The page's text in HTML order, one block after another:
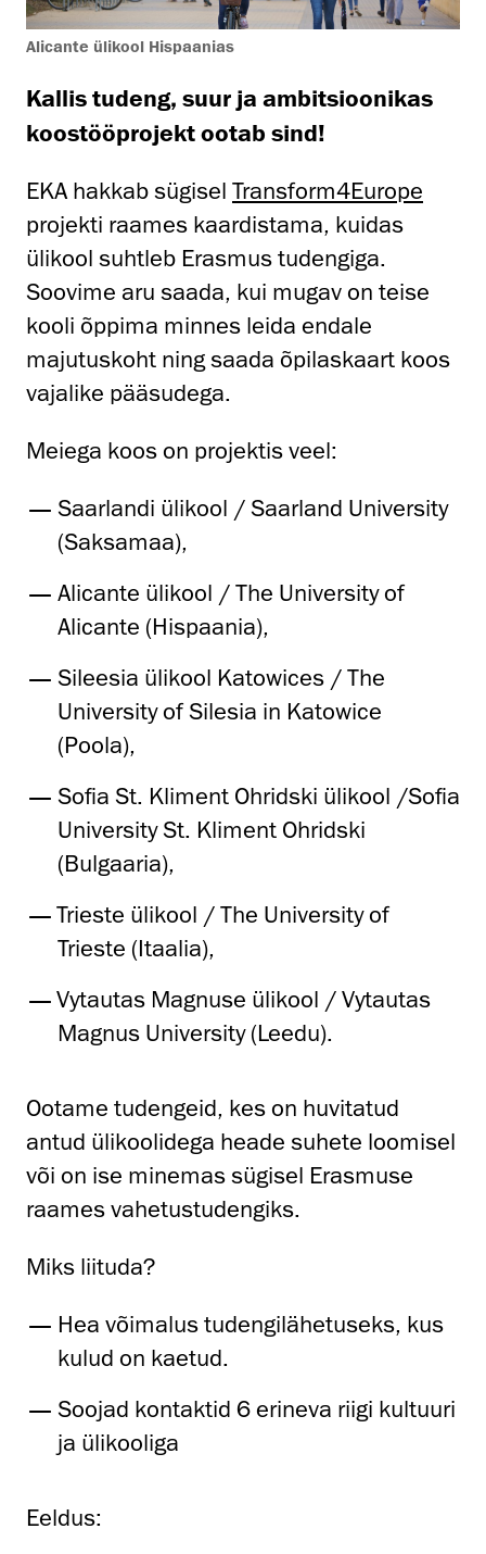
Alicante ülikool Hispaanias
Kallis tudeng, suur ja ambitsioonikas
koostööprojekt ootab sind!
EKA hakkab sügisel Transform4Europe
projekti raames kaardistama, kuidas
ülikool suhtleb Erasmus tudengiga.
Soovime aru saada, kui mugav on teise
kooli õppima minnes leida endale
majutuskoht ning saada õpilaskaart koos
vajalike pääsudega.
Meiega koos on projektis veel:
Saarlandi ülikool / Saarland University
(Saksamaa),
Alicante ülikool / The University of
Alicante (Hispaania),
Sileesia ülikool Katowices / The
University of Silesia in Katowice
(Poola),
Sofia St. Kliment Ohridski ülikool /Sofia
University St. Kliment Ohridski
(Bulgaaria),
Trieste ülikool / The University of
Trieste (Itaalia),
Vytautas Magnuse ülikool / Vytautas
Magnus University (Leedu).
Ootame tudengeid, kes on huvitatud
antud ülikoolidega heade suhete loomisel
või on ise minemas sügisel Erasmuse
raames vahetustudengiks.
Miks liituda?
Hea võimalus tudengilähetuseks, kus
kulud on kaetud.
Soojad kontaktid 6 erineva riigi kultuuri
ja ülikooliga
Eeldus: